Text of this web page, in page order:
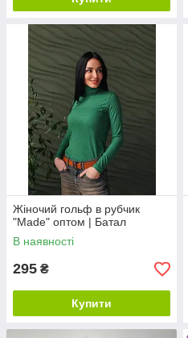
Жіночий гольф в рубчик
"Made" оптом | Батал
В наявності
295 ₴
Купити